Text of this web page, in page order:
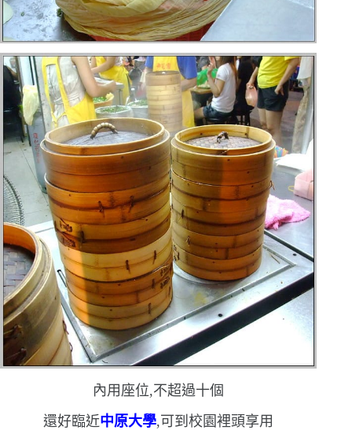
內用座位,不超過十個
還好臨近中原大學,可到校園裡頭享用